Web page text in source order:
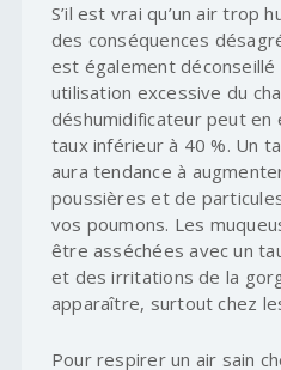
S’il est vrai qu’un air trop
des conséquences
est également déconseillé
utilisation excessive du
déshumidificateur peut en
taux inférieur à 40 %. Un
aura tendance à
poussières et de
vos poumons. Les
être asséchées avec un
et des irritations de la
apparaître, surtout chez
Pour respirer un air sain